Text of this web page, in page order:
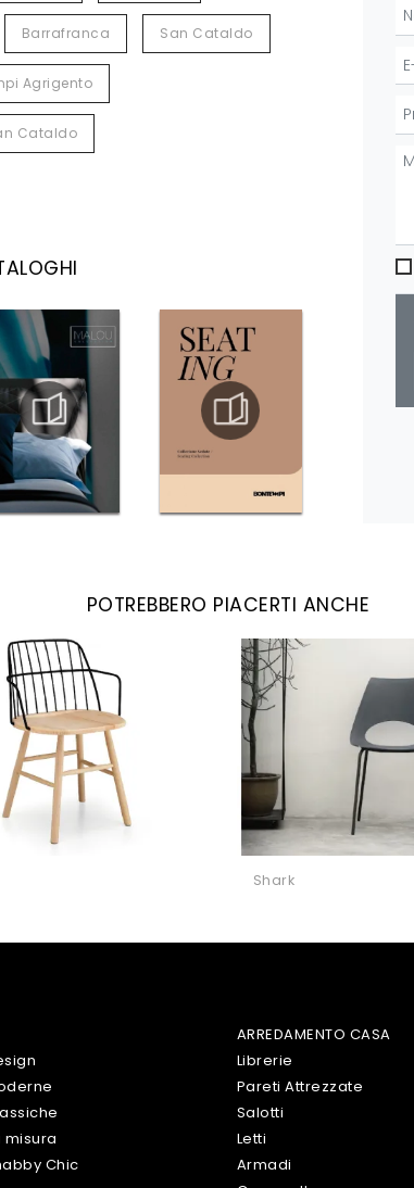
Barrafranca San Cataldo
Agrigento
Cataldo
POTREBBERO PIACERTI ANCHE
Shark
misura
Chic
ARREDAMENTO CASA
Librerie
Pareti Attrezzate
Salotti
Letti
Armadi